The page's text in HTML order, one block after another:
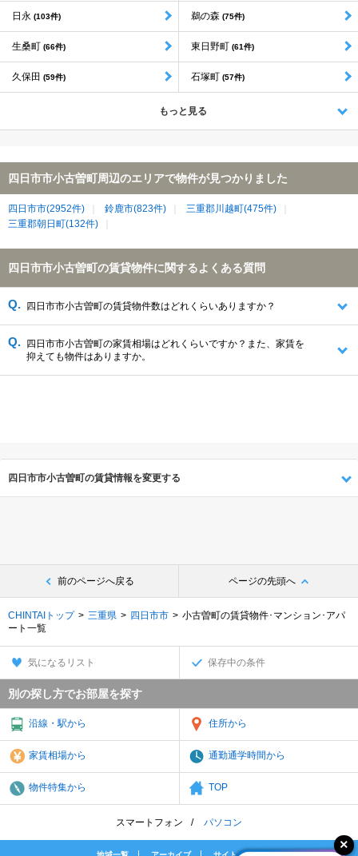
日永 (103件) 鵜の森 (75件)
生桑町 (66件) 東日野町 (61件)
久保田 (59件) 石塚町 (57件)
もっと見る
四日市市小古曽町周辺のエリアで物件が見つかりました
四日市市(2952件) 鈴鹿市(823件)
三重郡川越町(475件)
三重郡朝日町(132件)
四日市市小古曽町の賃貸物件に関するよくある質問
四日市市小古曽町の賃貸物件数はどれくらいありますか？
四日市市小古曽町の家賃相場はどれくらいですか？また、家賃を
抑えても物件はありますか。
四日市市小古曽町の賃貸情報を変更する
前のページへ戻る ページの先頭へ
CHINTAIトップ 三重県 四日市市
小古曽町の賃貸物件･マンション･アパ
ート一覧
気になるリスト 保存中の条件
別の探し方でお部屋を探す
沿線・駅から 住所から
家賃相場から 通勤通学時間から
物件特集から TOP
スマートフォン パソコン